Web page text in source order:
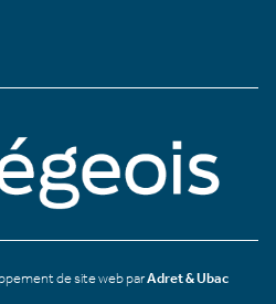
de site web parAdret & Ubac